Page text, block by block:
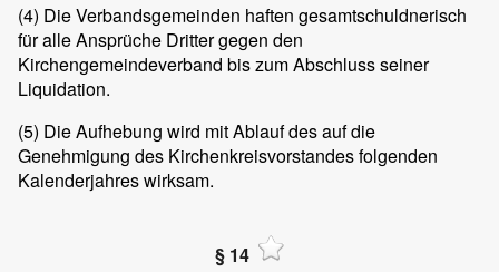
(4) Die Verbandsgemeinden haften gesamtschuldnerisch
für alle Ansprüche Dritter gegen den
Kirchengemeindeverband bis zum Abschluss seiner
Liquidation.
(5) Die Aufhebung wird mit Ablauf des auf die
Genehmigung des Kirchenkreisvorstandes folgenden
Kalenderjahres wirksam.
§ 14